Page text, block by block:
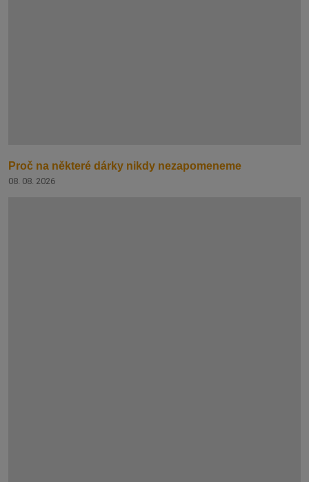
Proč na některé dárky nikdy nezapomeneme
08. 08. 2026